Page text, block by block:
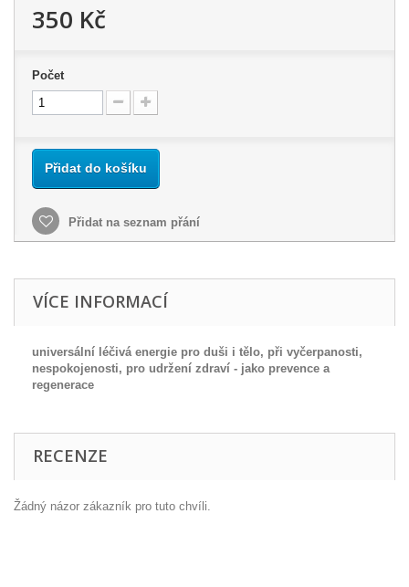
350 Kč
Počet
Přidat do košíku
Přidat na seznam přání
VÍCE INFORMACÍ
universální léčivá energie pro duši i tělo, při vyčerpanosti,
nespokojenosti, pro udržení zdraví - jako prevence a
regenerace
RECENZE
Žádný názor zákazník pro tuto chvíli.